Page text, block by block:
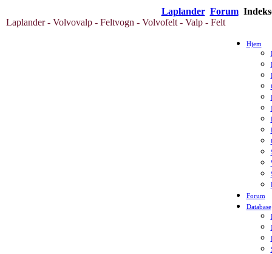
Laplander Forum Indeks
Laplander - Volvovalp - Feltvogn - Volvofelt - Valp - Felt
Hjem
Forum
Database